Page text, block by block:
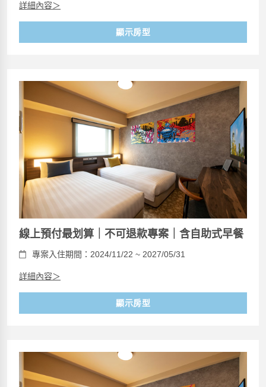
詳細內容＞
顯示房型
線上預付最划算｜不可退款專案｜含自助式早餐
專案入住期間：2024/11/22 ~ 2027/05/31
詳細內容＞
顯示房型